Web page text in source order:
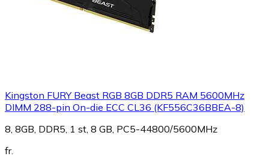
Kingston FURY Beast RGB 8GB DDR5 RAM 5600MHz
DIMM 288-pin On-die ECC CL36 (KF556C36BBEA-8)
8, 8GB, DDR5, 1 st, 8 GB, PC5-44800/5600MHz
fr.